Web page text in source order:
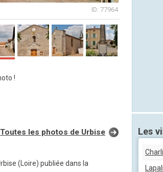
ID: 77964
!
Toutes les photos de Urbise
(Loire) publiée dans la
Les